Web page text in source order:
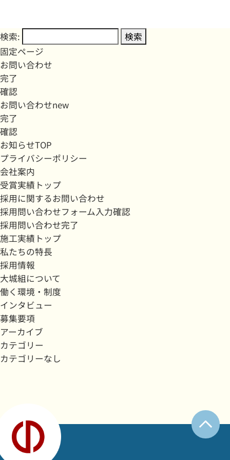
検索:
固定ページ
お問い合わせ
完了
確認
お問い合わせnew
完了
確認
お知らせTOP
プライバシーポリシー
会社案内
受賞実績トップ
採用に関するお問い合わせ
採用問い合わせフォーム入力確認
採用問い合わせ完了
施工実績トップ
私たちの特長
採用情報
大城組について
働く環境・制度
インタビュー
募集要項
アーカイブ
カテゴリー
カテゴリーなし